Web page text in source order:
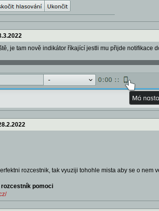
je tam nově indikátor říkající jestli mu přijde
rozcestnik, tak vyuziji tohohle mista aby se o nem
pomoci